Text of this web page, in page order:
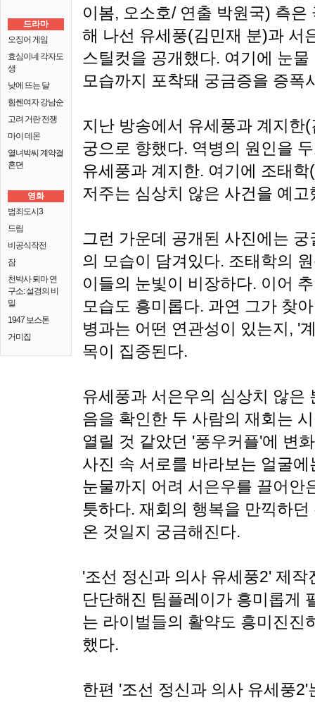
드라마
오징어 게임
효심이네 각자도
생
낮에 뜨는 달
힘쎈여자 강남순
고려 거란 전쟁
마이 데몬
열녀박씨 계약결
혼뎐
영화
범죄도시3
드림
비공식작전
잠
천박사 퇴마 연
구소: 설경의 비
밀
1947 보스톤
거미집
이봄, 오소호/ 연출 박원국) 측
해 나선 유세풍(김민재 분)과 서
스틸컷을 공개했다. 여기에 눈
모습까지 포착돼 궁금증을 증폭
지난 방송에서 유세풍과 계지한
궁으로 향했다. 역병의 원인을
유세풍과 계지한. 여기에 조태
저주는 심상치 않은 사건을 예고
그런 가운데 공개된 사진에는
의 모습이 담겨있다. 조태학의
이들의 눈빛이 비장하다. 이어
모습도 흥미롭다. 과연 그가 찾
병과는 어떤 연관성이 있는지, '
목이 집중된다.
유세풍과 서은우의 심상치 않은
음을 확인한 두 사람의 재회는
열릴 것 같았던 '풍우커플'에 변
사진 속 서로를 바라보는 얼굴
눈물까지 어려 서은우를 끌어안
틋하다. 재회의 행복을 만끽하
온 것일지 궁금해진다.
'조선 정신과 의사 유세풍2' 제
단단해진 팀플레이가 흥미롭게
는 라이벌들의 활약도 흥미진진
했다.
한편 '조선 정신과 의사 유세풍